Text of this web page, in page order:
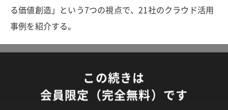
る価値創造」という7つの視点で、21社のクラウド活用
事例を紹介する。
この続きは
会員限定（完全無料）です